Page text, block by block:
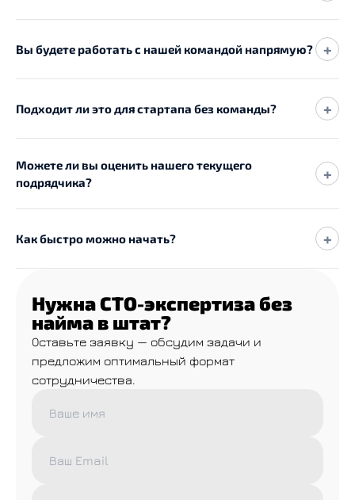
Вы будете работать с нашей командой напрямую? +
Подходит ли это для стартапа без команды? +
Можете ли вы оценить нашего текущего
подрядчика?
+
Как быстро можно начать? +
Нужна CTO-экспертиза без
найма в штат?
Оставьте заявку — обсудим задачи и
предложим оптимальный формат
сотрудничества.